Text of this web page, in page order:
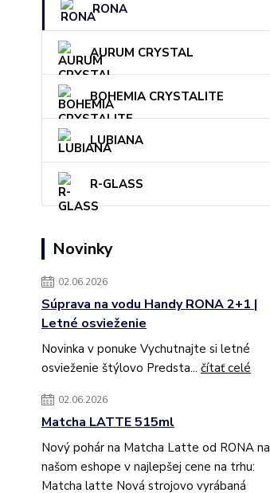
RONA
AURUM CRYSTAL
BOHEMIA CRYSTALITE
LUBIANA
R-GLASS
Novinky
02.06.2026
Súprava na vodu Handy RONA 2+1 |
Letné osvieženie
Novinka v ponuke Vychutnajte si letné
osvieženie štýlovo Predsta... čítať celé
02.06.2026
Matcha LATTE 515ml
Nový pohár na Matcha Latte od RONA na
našom eshope v najlepšej cene na trhu:
Matcha latte Nová strojovo vyrábaná